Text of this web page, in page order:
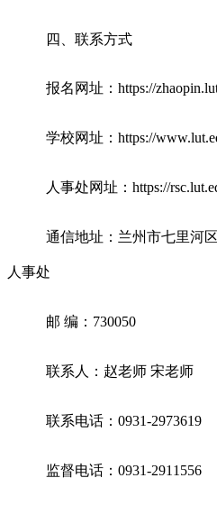
四、联系方式
报名网址：https://
学校网址：https://
人事处网址：https://
通信地址：兰州市七里河
人事处
邮 编：730050
联系人：赵老师 宋老师
联系电话：0931-2973619
监督电话：0931-2911556